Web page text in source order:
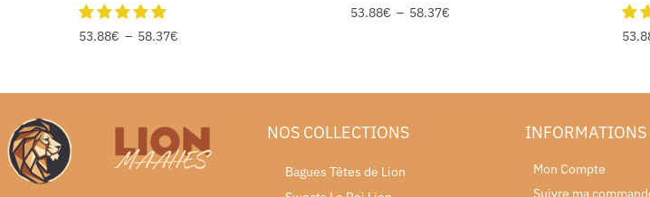
53.88€ – 58.37€
53.88€ – 58.37€
NOS COLLECTIONS
Bagues Têtes de Lion
INFORMATIONS
Mon Compte
Suivre ma